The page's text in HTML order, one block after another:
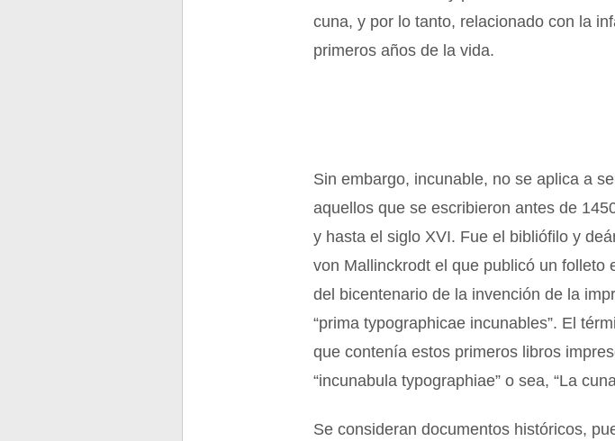
cuna, y por lo tanto, relacionado con la
primeros años de la vida.
Sin embargo, incunable, no se aplica a
aquellos que se escribieron antes de
y hasta el siglo XVI. Fue el bibliófilo y
von Mallinckrodt el que publicó un folleto
del bicentenario de la invención de la
“prima typographicae incunables”. El
que contenía estos primeros libros
“incunabula typographiae” o sea, “La
Se consideran documentos históricos,